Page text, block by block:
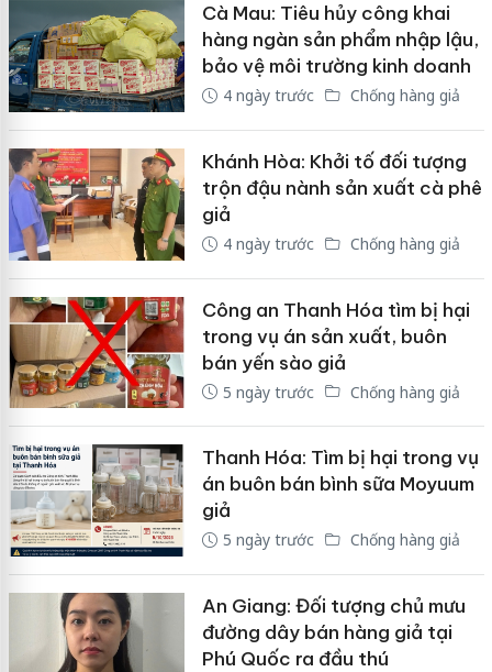
Cà Mau: Tiêu hủy công khai
hàng ngàn sản phẩm nhập lậu,
bảo vệ môi trường kinh doanh
4 ngày trước Chống hàng giả
Khánh Hòa: Khởi tố đối tượng
trộn đậu nành sản xuất cà phê
giả
4 ngày trước Chống hàng giả
Công an Thanh Hóa tìm bị hại
trong vụ án sản xuất, buôn
bán yến sào giả
5 ngày trước Chống hàng giả
Thanh Hóa: Tìm bị hại trong vụ
án buôn bán bình sữa Moyuum
giả
5 ngày trước Chống hàng giả
An Giang: Đối tượng chủ mưu
đường dây bán hàng giả tại
Phú Quốc ra đầu thú